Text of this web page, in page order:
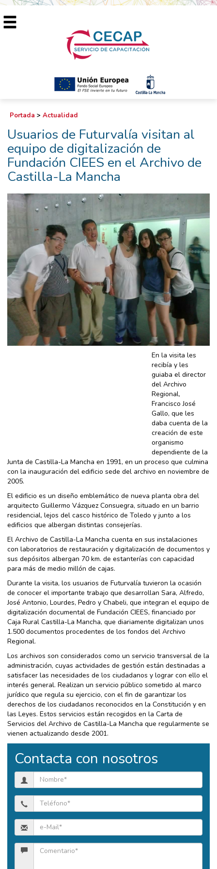
Portada > Actualidad
Usuarios de Futurvalía visitan al
equipo de digitalización de
Fundación CIEES en el Archivo de
Castilla-La Mancha
En la visita les
recibía y les
guiaba el director
del Archivo
Regional,
Francisco José
Gallo, que les
daba cuenta de la
creación de este
organismo
dependiente de la
Junta de Castilla-La Mancha en 1991, en un proceso que culmina
con la inauguración del edificio sede del archivo en noviembre de
2005.
El edificio es un diseño emblemático de nueva planta obra del
arquitecto Guillermo Vázquez Consuegra, situado en un barrio
residencial, lejos del casco histórico de Toledo y junto a los
edificios que albergan distintas consejerías.
El Archivo de Castilla-La Mancha cuenta en sus instalaciones
con laboratorios de restauración y digitalización de documentos y
sus depósitos albergan 70 km. de estanterías con capacidad
para más de medio millón de cajas.
Durante la visita, los usuarios de Futurvalía tuvieron la ocasión
de conocer el importante trabajo que desarrollan Sara, Alfredo,
José Antonio, Lourdes, Pedro y Chabeli, que integran el equipo de
digitalización documental de Fundación CIEES, financiado por
Caja Rural Castilla-La Mancha, que diariamente digitalizan unos
1.500 documentos procedentes de los fondos del Archivo
Regional.
Los archivos son considerados como un servicio transversal de la
administración, cuyas actividades de gestión están destinadas a
satisfacer las necesidades de los ciudadanos y lograr con ello el
interés general. Realizan un servicio público sometido al marco
jurídico que regula su ejercicio, con el fin de garantizar los
derechos de los ciudadanos reconocidos en la Constitución y en
las Leyes. Estos servicios están recogidos en la Carta de
Servicios del Archivo de Castilla-La Mancha que regularmente se
vienen actualizando desde 2001.
Contacta con nosotros